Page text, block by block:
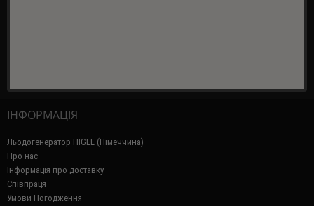
ІНФОРМАЦІЯ
Льодогенератор HIGEL (Німеччина)
Про нас
Інформація про доставку
Співпраця
Умови Погодження